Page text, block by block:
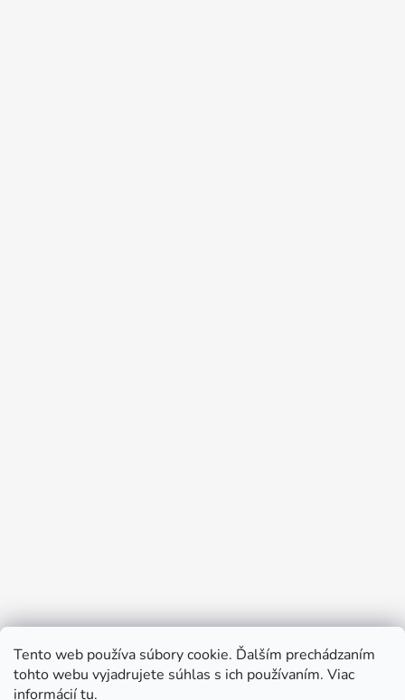
Tento web používa súbory cookie. Ďalším prechádzaním
tohto webu vyjadrujete súhlas s ich používaním. Viac
informáciítu.